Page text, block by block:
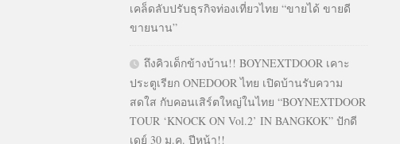
เคล็ดลับปรับธุรกิจท่องเที่ยวไทย “ขายได้ ขายดี
ขายนาน”
ถึงคิวเด็กข้างบ้าน!! BOYNEXTDOOR เคาะ
ประตูเรียก ONEDOOR ไทย เปิดบ้านรับความ
สดใส กับคอนเสิร์ตใหญ่ในไทย “BOYNEXTDOOR
TOUR ‘KNOCK ON Vol.2’ IN BANGKOK” ปักดี
เดย์ 30 ม.ค. ปีหน้า!!